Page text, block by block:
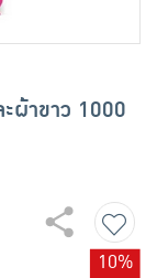
ผ้าขาว 1000
10%